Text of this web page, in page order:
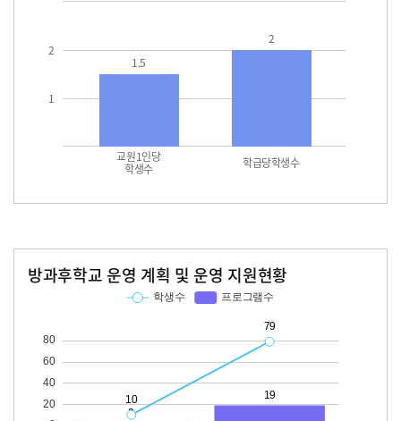
1
2
교원1인당
학생수 학급당학생수
1.5
2
방과후학교 운영 계획 및 운영 지원현황